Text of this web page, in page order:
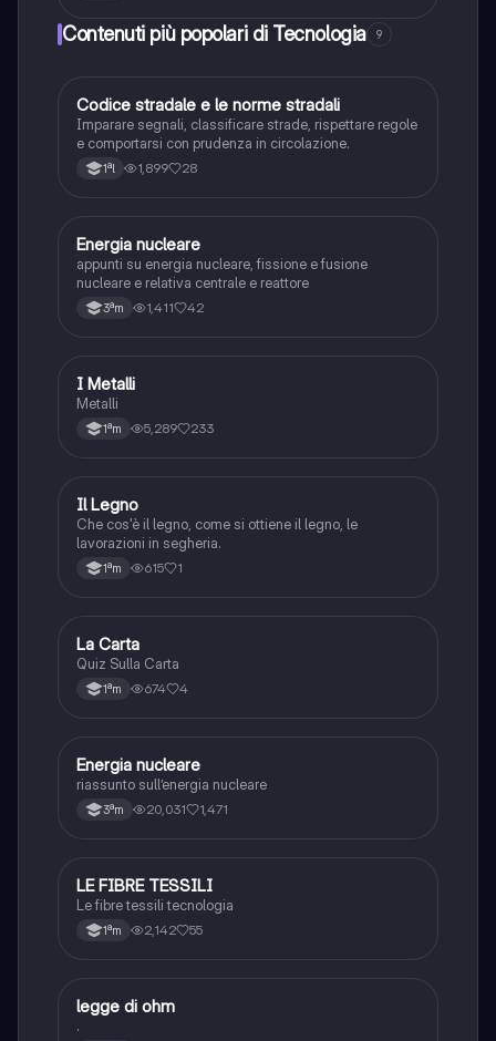
Contenuti più popolari di Tecnologia 9
Tecnologia
Codice stradale e le norme stradali
Imparare segnali, classificare strade, rispettare regole
e comportarsi con prudenza in circolazione.
1ªl 1,899 28
Tecnologia
Energia nucleare
appunti su energia nucleare, fissione e fusione
nucleare e relativa centrale e reattore
3ªm 1,411 42
Tecnologia
I Metalli
Metalli
1ªm 5,289 233
I Tecnologia
Il Legno
Che cos'è il legno, come si ottiene il legno, le
lavorazioni in segheria.
1ªm 615 1
L Tecnologia
La Carta
Quiz Sulla Carta
1ªm 674 4
Scienze
Energia nucleare
riassunto sull’energia nucleare
3ªm 20,031 1,471
Tecnologia
LE FIBRE TESSILI
Le fibre tessili tecnologia
1ªm 2,142 55
Tecnologia
legge di ohm
.